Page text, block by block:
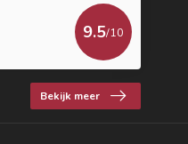
9.5/10
Bekijk meer